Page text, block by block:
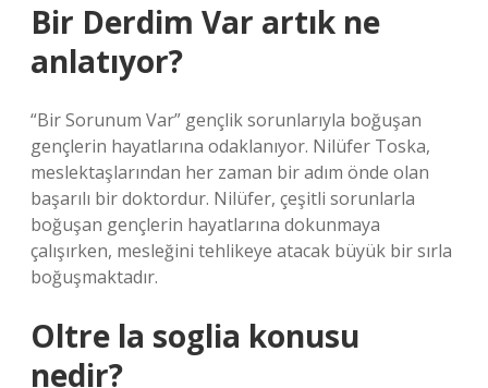
Bir Derdim Var artık ne
anlatıyor?
“Bir Sorunum Var” gençlik sorunlarıyla boğuşan
gençlerin hayatlarına odaklanıyor. Nilüfer Toska,
meslektaşlarından her zaman bir adım önde olan
başarılı bir doktordur. Nilüfer, çeşitli sorunlarla
boğuşan gençlerin hayatlarına dokunmaya
çalışırken, mesleğini tehlikeye atacak büyük bir sırla
boğuşmaktadır.
Oltre la soglia konusu
nedir?